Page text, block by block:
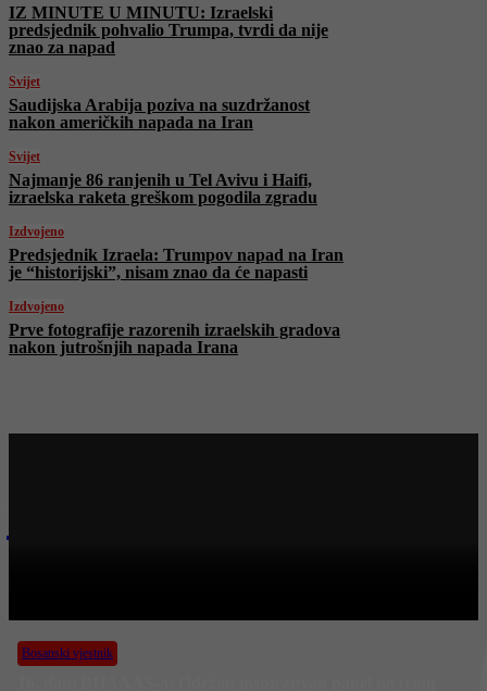
IZ MINUTE U MINUTU: Izraelski
predsjednik pohvalio Trumpa, tvrdi da nije
znao za napad
Svijet
Saudijska Arabija poziva na suzdržanost
nakon američkih napada na Iran
Svijet
Najmanje 86 ranjenih u Tel Avivu i Haifi,
izraelska raketa greškom pogodila zgradu
Izdvojeno
Predsjednik Izraela: Trumpov napad na Iran
je “historijski”, nisam znao da će napasti
Izdvojeno
Prve fotografije razorenih izraelskih gradova
nakon jutrošnjih napada Irana
Bosanski vjestnik